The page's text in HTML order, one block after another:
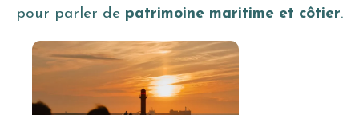
pour parler de patrimoine maritime et côtier.